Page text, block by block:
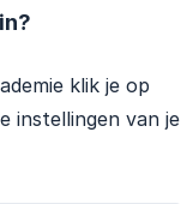
klik je op
instellingen van je